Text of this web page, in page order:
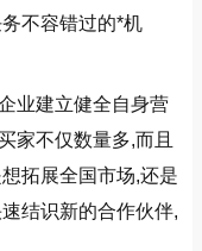
不容错过的*机
业建立健全自身营
家不仅数量多,而且
拓展全国市场,还是
结识新的合作伙伴,